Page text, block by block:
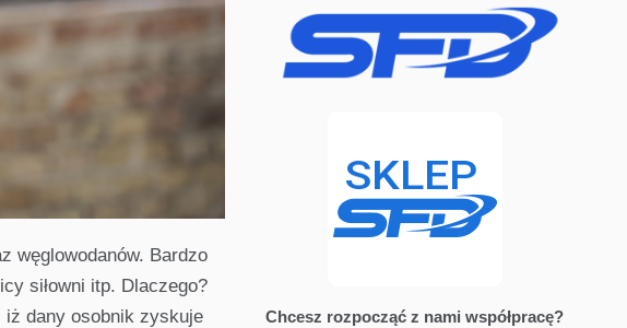
węglowodanów. Bardzo
siłowni itp. Dlaczego?
iż dany osobnik zyskuje
Chcesz rozpocząć z nami współpracę?